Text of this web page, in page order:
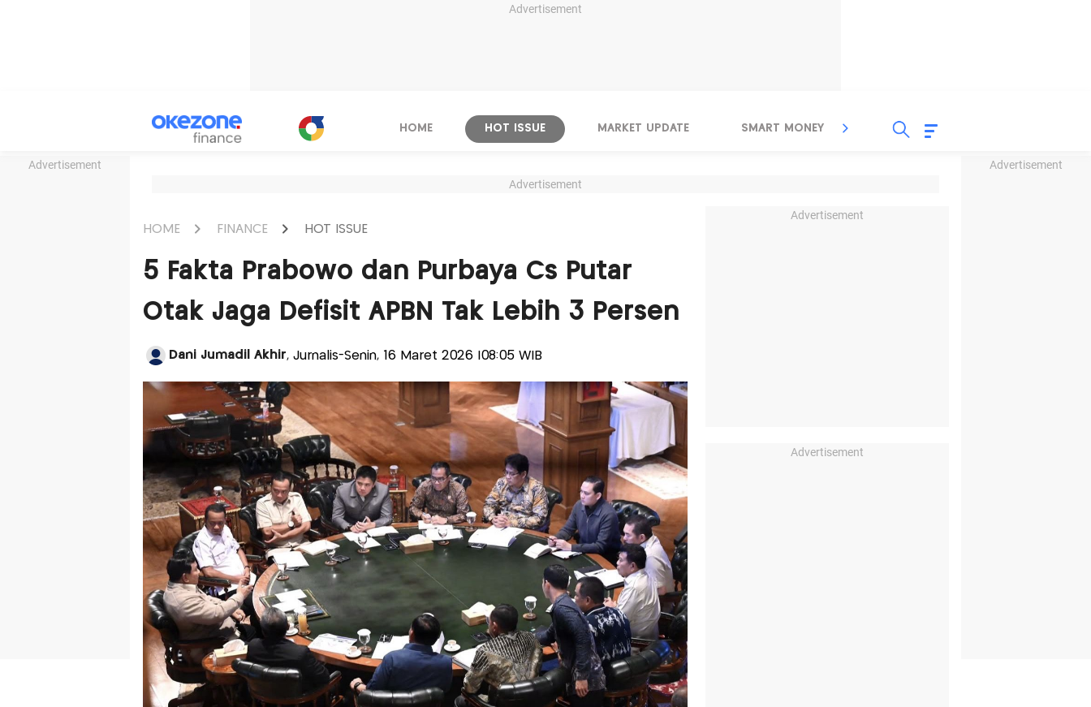
Advertisement
Advertisement Advertisement
HOME HOT ISSUE MARKET UPDATE SMART MONEY INSPIRASI BISNIS
Advertisement
HOME FINANCE HOT ISSUE
5 Fakta Prabowo dan Purbaya Cs Putar
Otak Jaga Defisit APBN Tak Lebih 3 Persen
Dani Jumadil Akhir, Jurnalis-Senin, 16 Maret 2026 |08:05 WIB
Advertisement
Advertisement